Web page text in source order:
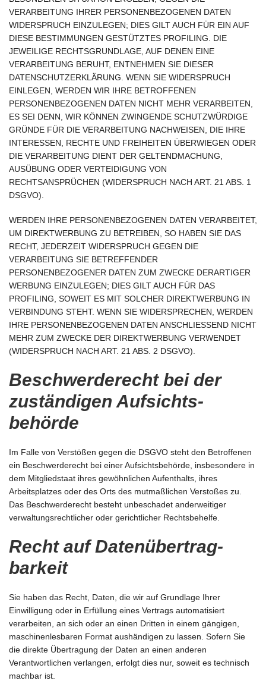
VERARBEITUNG IHRER PERSONENBEZOGENEN DATEN
WIDERSPRUCH EINZULEGEN; DIES GILT AUCH FÜR EIN AUF
DIESE BESTIMMUNGEN GESTÜTZTES PROFILING. DIE
JEWEILIGE RECHTSGRUNDLAGE, AUF DENEN EINE
VERARBEITUNG BERUHT, ENTNEHMEN SIE DIESER
DATENSCHUTZERKLÄRUNG. WENN SIE WIDERSPRUCH
EINLEGEN, WERDEN WIR IHRE BETROFFENEN
PERSONENBEZOGENEN DATEN NICHT MEHR VERARBEITEN,
ES SEI DENN, WIR KÖNNEN ZWINGENDE SCHUTZWÜRDIGE
GRÜNDE FÜR DIE VERARBEITUNG NACHWEISEN, DIE IHRE
INTERESSEN, RECHTE UND FREIHEITEN ÜBERWIEGEN ODER
DIE VERARBEITUNG DIENT DER GELTENDMACHUNG,
AUSÜBUNG ODER VERTEIDIGUNG VON
RECHTSANSPRÜCHEN (WIDERSPRUCH NACH ART. 21 ABS. 1
DSGVO).
WERDEN IHRE PERSONENBEZOGENEN DATEN VERARBEITET,
UM DIREKTWERBUNG ZU BETREIBEN, SO HABEN SIE DAS
RECHT, JEDERZEIT WIDERSPRUCH GEGEN DIE
VERARBEITUNG SIE BETREFFENDER
PERSONENBEZOGENER DATEN ZUM ZWECKE DERARTIGER
WERBUNG EINZULEGEN; DIES GILT AUCH FÜR DAS
PROFILING, SOWEIT ES MIT SOLCHER DIREKTWERBUNG IN
VERBINDUNG STEHT. WENN SIE WIDERSPRECHEN, WERDEN
IHRE PERSONENBEZOGENEN DATEN ANSCHLIESSEND NICHT
MEHR ZUM ZWECKE DER DIREKTWERBUNG VERWENDET
(WIDERSPRUCH NACH ART. 21 ABS. 2 DSGVO).
Beschwerde­recht bei der
zuständigen Aufsichts­
behörde
Im Falle von Verstößen gegen die DSGVO steht den Betroffenen
ein Beschwerderecht bei einer Aufsichtsbehörde, insbesondere in
dem Mitgliedstaat ihres gewöhnlichen Aufenthalts, ihres
Arbeitsplatzes oder des Orts des mutmaßlichen Verstoßes zu.
Das Beschwerderecht besteht unbeschadet anderweitiger
verwaltungsrechtlicher oder gerichtlicher Rechtsbehelfe.
Recht auf Daten­übertrag­
barkeit
Sie haben das Recht, Daten, die wir auf Grundlage Ihrer
Einwilligung oder in Erfüllung eines Vertrags automatisiert
verarbeiten, an sich oder an einen Dritten in einem gängigen,
maschinenlesbaren Format aushändigen zu lassen. Sofern Sie
die direkte Übertragung der Daten an einen anderen
Verantwortlichen verlangen, erfolgt dies nur, soweit es technisch
machbar ist.